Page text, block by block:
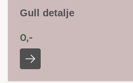
Gull detalje
0,-